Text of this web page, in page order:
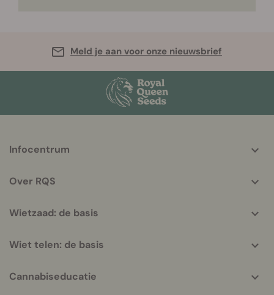
Meld je aan voor onze nieuwsbrief
helpful
Infocentrum
Over RQS
Wietzaad: de basis
Wiet telen: de basis
Cannabiseducatie